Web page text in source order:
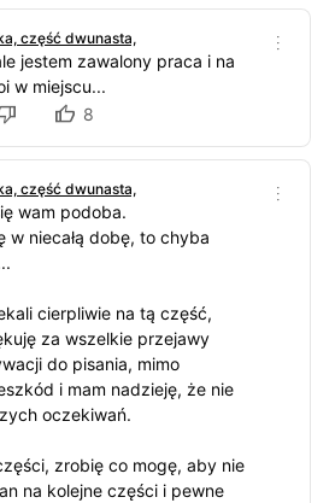
część dwunasta,
jestem zawalony praca i na
w miejscu...
8
część dwunasta,
wam podoba.
w niecałą dobę, to chyba
cierpliwie na tą część,
za wszelkie przejawy
do pisania, mimo
i mam nadzieję, że nie
oczekiwań.
zrobię co mogę, aby nie
na kolejne części i pewne